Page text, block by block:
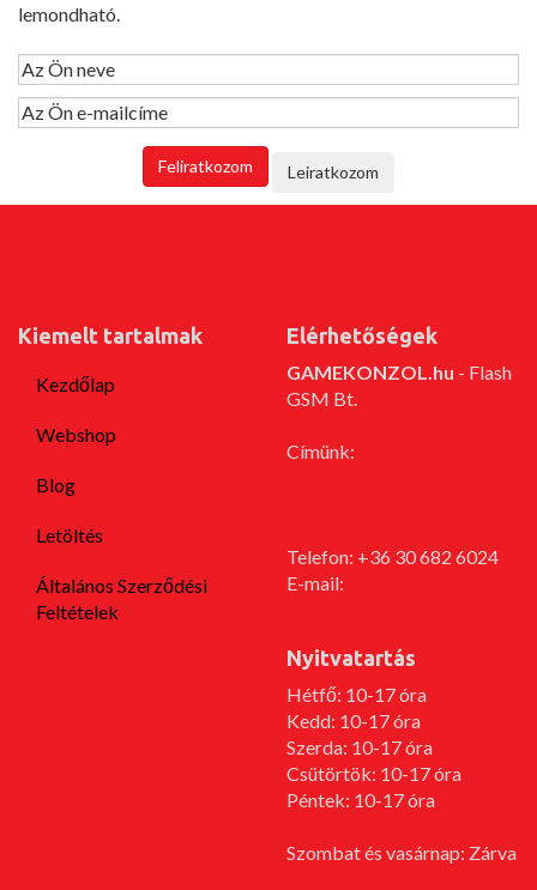
lemondható.
Kiemelt tartalmak
Kezdőlap
Webshop
Blog
Letöltés
Általános Szerződési
Feltételek
Elérhetőségek
GAMEKONZOL.hu - Flash
GSM Bt.
Címünk:
Telefon: +36 30 682 6024
E-mail:
Nyitvatartás
Hétfő: 10-17 óra
Kedd: 10-17 óra
Szerda: 10-17 óra
Csütörtök: 10-17 óra
Péntek: 10-17 óra
Szombat és vasárnap: Zárva